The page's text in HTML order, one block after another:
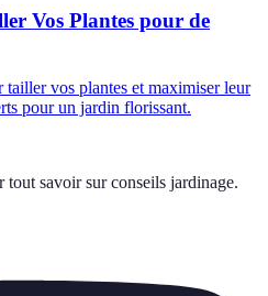
Vos Plantes pour de
vos plantes et maximiser leur
pour un jardin florissant.
tout savoir sur conseils jardinage.